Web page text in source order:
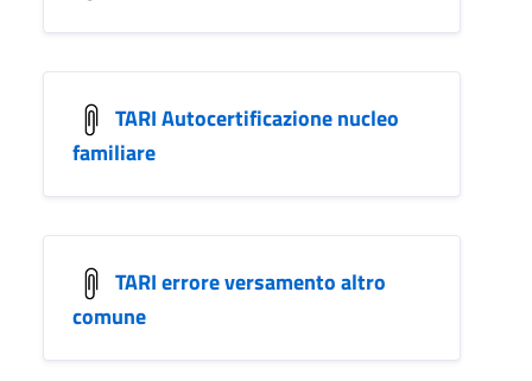
TARI Autocertificazione nucleo
familiare
TARI errore versamento altro
comune